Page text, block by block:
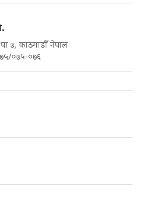
७, काठमाडौँ नेपाल
०७५-०७६